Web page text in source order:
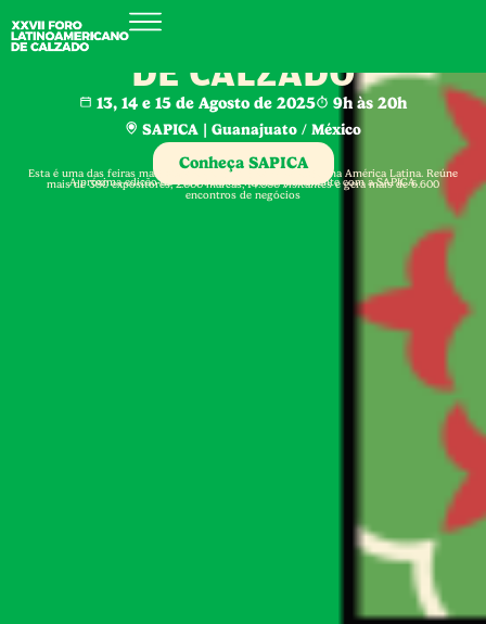
FORO LATINOAMERICANO
DE CALZADO
13, 14 e 15 de Agosto de 2025 9h às 20h
SAPICA | Guanajuato / México
Conheça SAPICA
A próxima edição do Foro será no México juntamente com a SAPICA.
Esta é uma das feiras mais importantes do setor calçadista na América Latina. Reúne
mais de 380 expositores, 2.000 marcas, 14.000 visitantes e gera mais de 6.600
encontros de negócios